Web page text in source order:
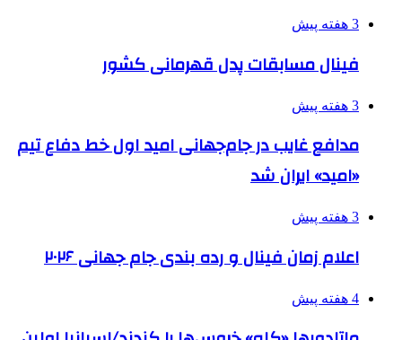
3 هفته پیش
فینال مسابقات پدل قهرمانی کشور
3 هفته پیش
مدافع غایب در جام‌جهانی امید اول خط دفاع تیم
«امید» ایران شد
3 هفته پیش
اعلام زمان فینال و رده بندی جام جهانی ۲۰۲۶
4 هفته پیش